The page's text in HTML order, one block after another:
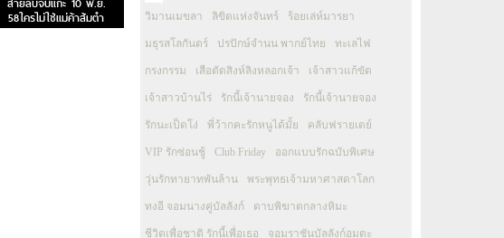
สายลับจับแกะ 10 พ.ย.
58ใครไม่ใช่แม่ค้าส้มตำ
วิมานเมขลา ลิขิตแห่งจันทร์ ร้อยเล่ห์มารยา
มธุรสโลกันตร์ ปรปักษ์จำนน พากย์ไทย ทะเลไฟ
กรงกรรม เสือตัดสิงห์ลิงหลอกเจ้า เจ้าสาวแก้ขัด
เจ้าสาวบ้านไร่ รักนี้เจ้านายจอง รักนี้เจ้านายจอง
รักนะเป็ดโง่ พี่ว้ากคะรักหนูได้มั้ย คลับฟรายเดย์
VIP รักซ่อนชู้ Club Friday ออกแบบรักฉบับพิเศษ
วุ่นรักทายาทพันล้าน พระพุทธเจ้ามหาศาสดาโลก
ทงอี จอมนางคู่บัลลังก์ ดาบพิฆาตกลางหิมะ
ชีวิตเพื่อชาติ รักนี้เพื่อเธอ จอมราชันบัลลังก์อมตะ